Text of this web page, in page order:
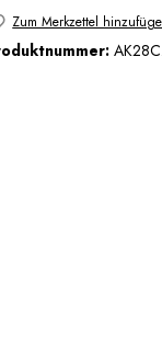
Zum Merkzettel